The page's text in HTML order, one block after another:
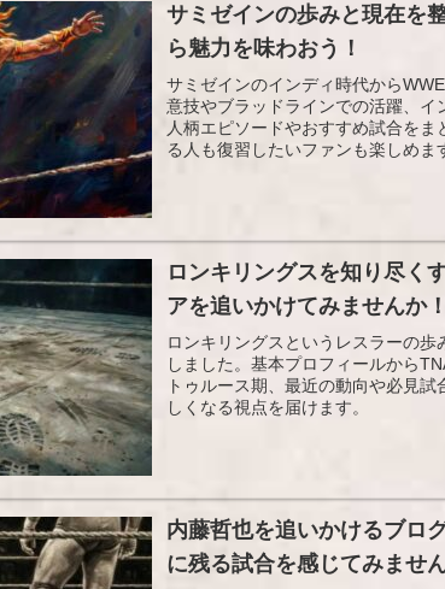
サミゼインの歩みと現在を
ら魅力を味わおう！
サミゼインのインディ時代から
意技やブラッドラインでの活躍、イ
人柄エピソードやおすすめ試合を
る人も復習したいファンも楽しめま
ロンキリングスを知り尽く
アを追いかけてみませんか！
ロンキリングスというレスラーの
しました。基本プロフィールから
トゥルース期、最近の動向や必見
しくなる視点を届けます。
内藤哲也を追いかけるブロ
に残る試合を感じてみませ